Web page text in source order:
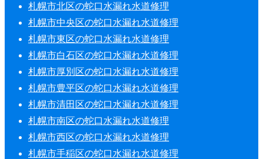
札幌市北区の蛇口水漏れ水道修理
札幌市中央区の蛇口水漏れ水道修理
札幌市東区の蛇口水漏れ水道修理
札幌市白石区の蛇口水漏れ水道修理
札幌市厚別区の蛇口水漏れ水道修理
札幌市豊平区の蛇口水漏れ水道修理
札幌市清田区の蛇口水漏れ水道修理
札幌市南区の蛇口水漏れ水道修理
札幌市西区の蛇口水漏れ水道修理
札幌市手稲区の蛇口水漏れ水道修理